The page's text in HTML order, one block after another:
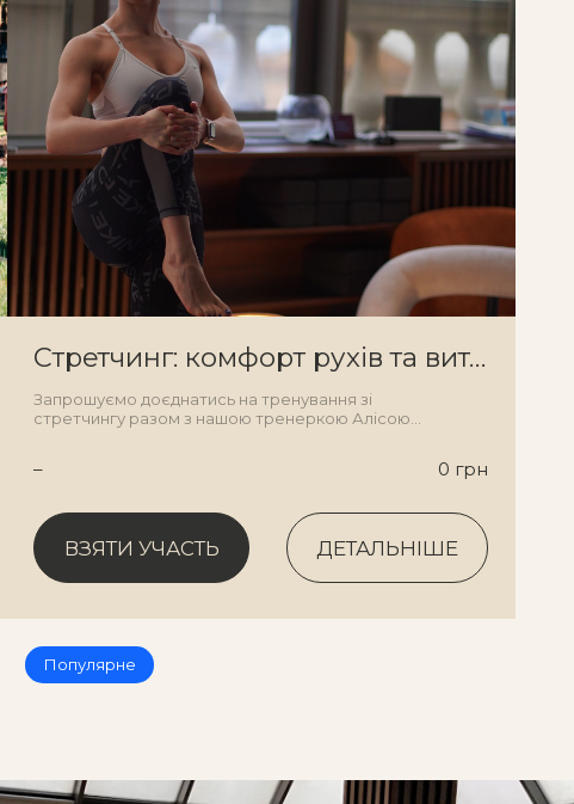
Стретчинг: комфорт рухів та витонченість форми
Запрошуємо доєднатись на тренування зі
стретчингу разом з нашою тренеркою Алісою
– 0 грн
ВЗЯТИ УЧАСТЬ
ДЕТАЛЬНІШЕ
Популярне